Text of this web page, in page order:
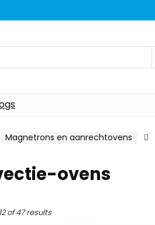
Magnetrons en aanrechtovens
ovens
of 47 results